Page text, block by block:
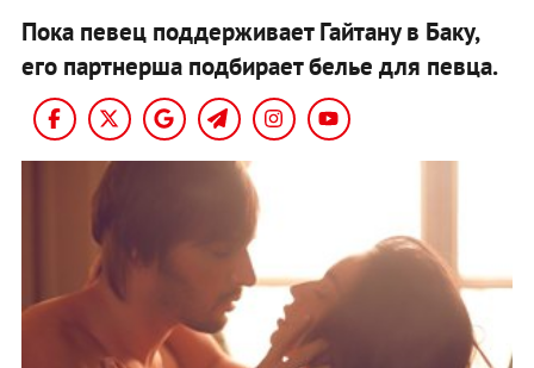
Пока певец поддерживает Гайтану в Баку,
его партнерша подбирает белье для певца.